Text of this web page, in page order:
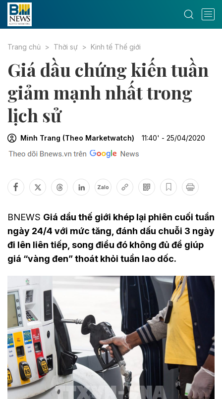
Trang chủ Thời sự Kinh tế Thế giới
Giá dầu chứng kiến tuần
giảm mạnh nhất trong
lịch sử
Minh Trang (Theo Marketwatch) 11:40' - 25/04/2020
Zalo
BNEWS Giá dầu thế giới khép lại phiên cuối tuần
ngày 24/4 với mức tăng, đánh dấu chuỗi 3 ngày
đi lên liên tiếp, song điều đó không đủ để giúp
giá “vàng đen” thoát khỏi tuần lao dốc.